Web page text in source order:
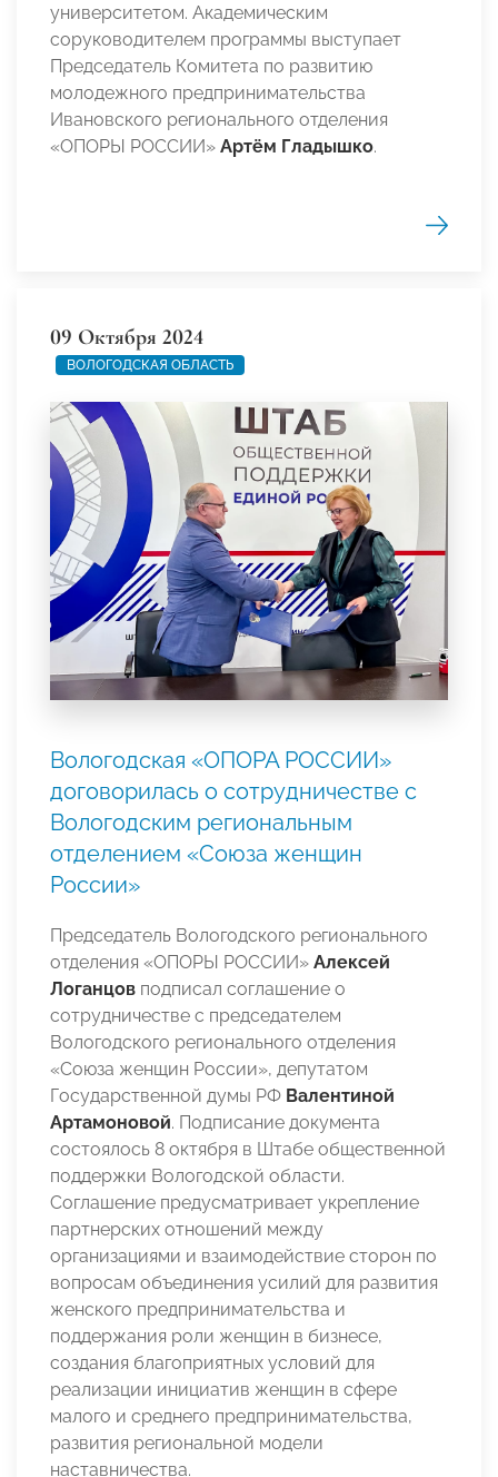
университетом. Академическим
соруководителем программы выступает
Председатель Комитета по развитию
молодежного предпринимательства
Ивановского регионального отделения
«ОПОРЫ РОССИИ» Артём Гладышко.
09 Октября 2024
ВОЛОГОДСКАЯ ОБЛАСТЬ
Вологодская «ОПОРА РОССИИ»
договорилась о сотрудничестве с
Вологодским региональным
отделением «Союза женщин
России»
Председатель Вологодского регионального
отделения «ОПОРЫ РОССИИ» Алексей
Логанцов подписал соглашение о
сотрудничестве с председателем
Вологодского регионального отделения
«Союза женщин России», депутатом
Государственной думы РФ Валентиной
Артамоновой. Подписание документа
состоялось 8 октября в Штабе общественной
поддержки Вологодской области.
Соглашение предусматривает укрепление
партнерских отношений между
организациями и взаимодействие сторон по
вопросам объединения усилий для развития
женского предпринимательства и
поддержания роли женщин в бизнесе,
создания благоприятных условий для
реализации инициатив женщин в сфере
малого и среднего предпринимательства,
развития региональной модели
наставничества.